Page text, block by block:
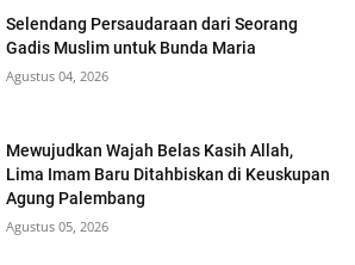
Selendang Persaudaraan dari Seorang
Gadis Muslim untuk Bunda Maria
Agustus 04, 2026
Mewujudkan Wajah Belas Kasih Allah,
Lima Imam Baru Ditahbiskan di Keuskupan
Agung Palembang
Agustus 05, 2026